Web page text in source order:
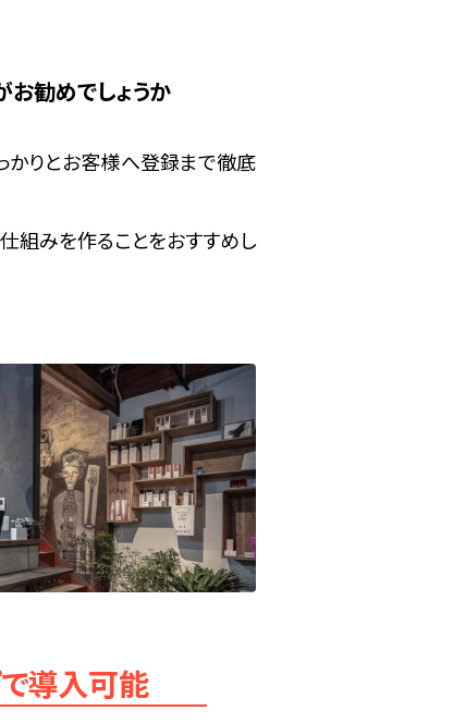
勧めでしょうか
かりとお客様へ登録まで徹底
組みを作ることをおすすめし
導入可能